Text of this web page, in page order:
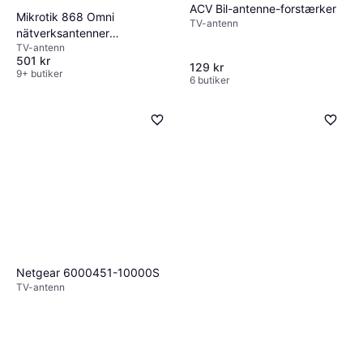
Mikrotik 868 Omni
nätverksantenner
Rundstrålande
TV-antenn
501 kr
9+ butiker
ACV Bil-antenne-forstærker
TV-antenn
129 kr
6 butiker
Netgear 6000451-10000S
TV-antenn